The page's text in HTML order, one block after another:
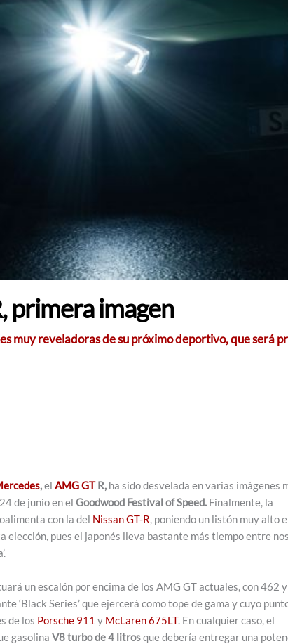
primera imagen
muy reveladoras de su próximo deportivo, que será
,el AMG GTR, ha sido desvelada en varias imágenes
de junio en el Goodwood Festival of Speed. Finalmente, la
con la del Nissan GT-R , poniendo un listón muy alto
pues el japonés lleva bastante más tiempo entre
un escalón por encima de los AMG GT actuales, con 462
‘Black Series’ que ejercerá como tope de gama y cuyo
de los Porsche 911 y McLaren 675LT. En cualquier caso, el
gasolina V8 turbo de 4 litrosque debería entregar una